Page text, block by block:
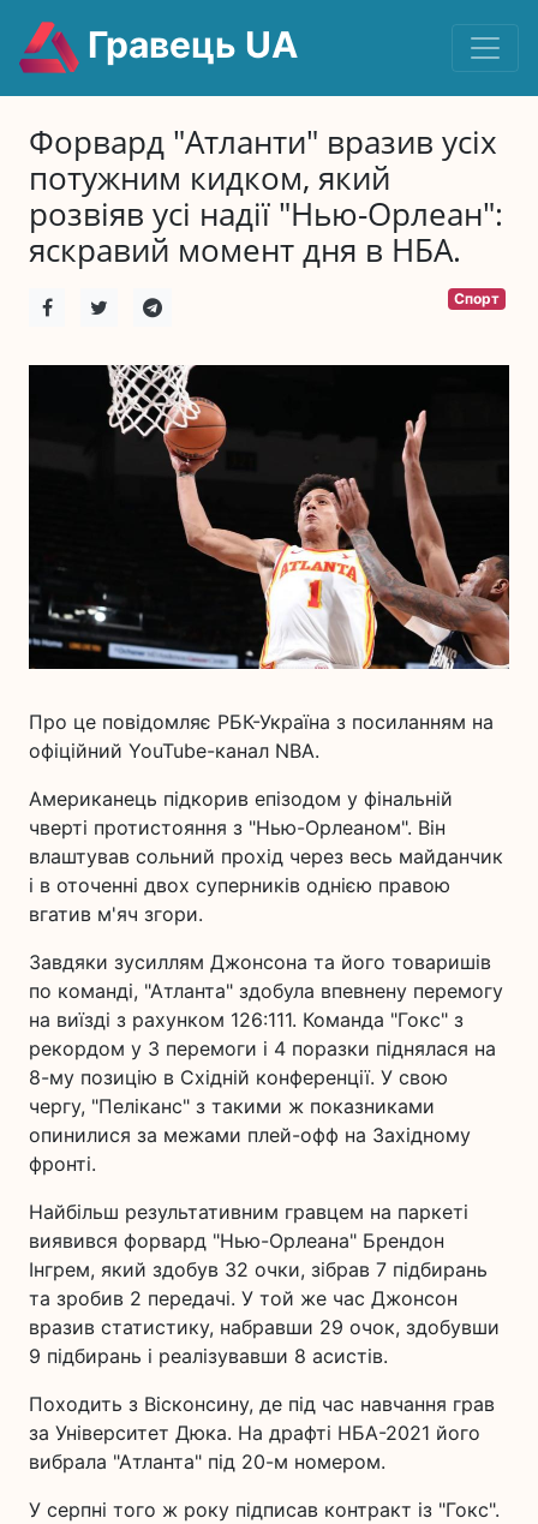
Гравець UA
Форвард "Атланти" вразив усіх
потужним кидком, який
розвіяв усі надії "Нью-Орлеан":
яскравий момент дня в НБА.
Спорт
Про це повідомляє РБК-Україна з посиланням на
офіційний YouTube-канал NBA.
Американець підкорив епізодом у фінальній
чверті протистояння з "Нью-Орлеаном". Він
влаштував сольний прохід через весь майданчик
і в оточенні двох суперників однією правою
вгатив м'яч згори.
Завдяки зусиллям Джонсона та його товаришів
по команді, "Атланта" здобула впевнену перемогу
на виїзді з рахунком 126:111. Команда "Гокс" з
рекордом у 3 перемоги і 4 поразки піднялася на
8-му позицію в Східній конференції. У свою
чергу, "Пеліканс" з такими ж показниками
опинилися за межами плей-офф на Західному
фронті.
Найбільш результативним гравцем на паркеті
виявився форвард "Нью-Орлеана" Брендон
Інгрем, який здобув 32 очки, зібрав 7 підбирань
та зробив 2 передачі. У той же час Джонсон
вразив статистику, набравши 29 очок, здобувши
9 підбирань і реалізувавши 8 асистів.
Походить з Вісконсину, де під час навчання грав
за Університет Дюка. На драфті НБА-2021 його
вибрала "Атланта" під 20-м номером.
У серпні того ж року підписав контракт із "Гокс".